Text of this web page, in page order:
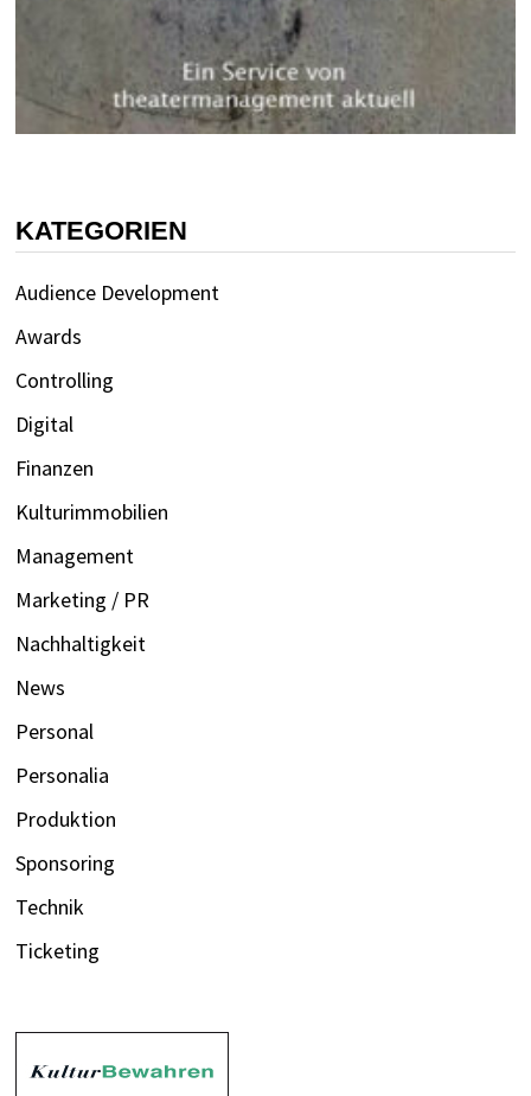
KATEGORIEN
Audience Development
Awards
Controlling
Digital
Finanzen
Kulturimmobilien
Management
Marketing / PR
Nachhaltigkeit
News
Personal
Personalia
Produktion
Sponsoring
Technik
Ticketing